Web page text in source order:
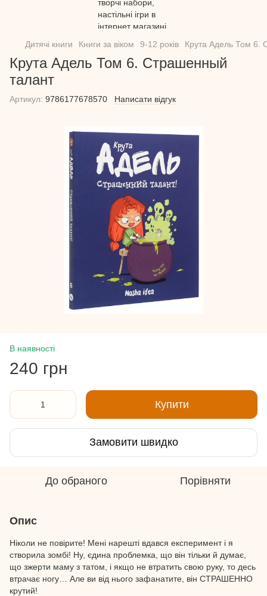
Дитячі книги Книги за віком 9-12 років Крута Адель Том 6.
Крута Адель Том 6. Страшенный
талант
Артикул: 9786177678570 Написати відгук
В наявності
240 грн
Купити
Замовити швидко
До обраного Порівняти
Опис
Ніколи не повірите! Мені нарешті вдався експеримент і я
створила зомбі! Ну, єдина проблемка, що він тільки й думає,
що зжерти маму з татом, і якщо не втратить свою руку, то десь
втрачає ногу… Але ви від нього зафанатите, він СТРАШЕННО
крутий!